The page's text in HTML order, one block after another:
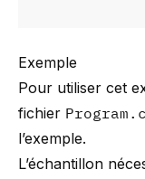
Exemple
Pour utiliser cet
fichier
l’exemple.
L’échantillon